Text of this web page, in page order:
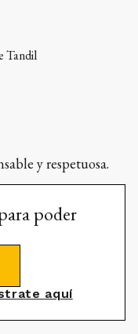
Tandil
y respetuosa.
poder
aquí